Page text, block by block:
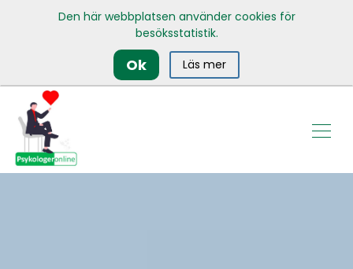
Den här webbplatsen använder cookies för
besöksstatistik.
Ok Läs mer